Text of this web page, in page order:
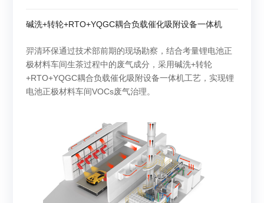
碱洗+转轮+RTO+YQGC耦合负载催化吸附设备一体机
羿清环保通过技术部前期的现场勘察，结合考量锂电池正
极材料车间生茶过程中的废气成分，采用碱洗+转轮
+RTO+YQGC耦合负载催化吸附设备一体机工艺，实现锂
电池正极材料车间VOCs废气治理。